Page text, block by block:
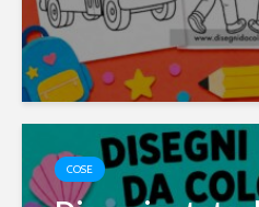
COSE